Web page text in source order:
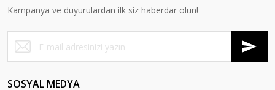
Kampanya ve duyurulardan ilk siz haberdar olun!
SOSYAL MEDYA